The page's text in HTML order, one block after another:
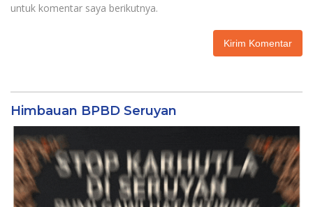
untuk komentar saya berikutnya.
Himbauan BPBD Seruyan